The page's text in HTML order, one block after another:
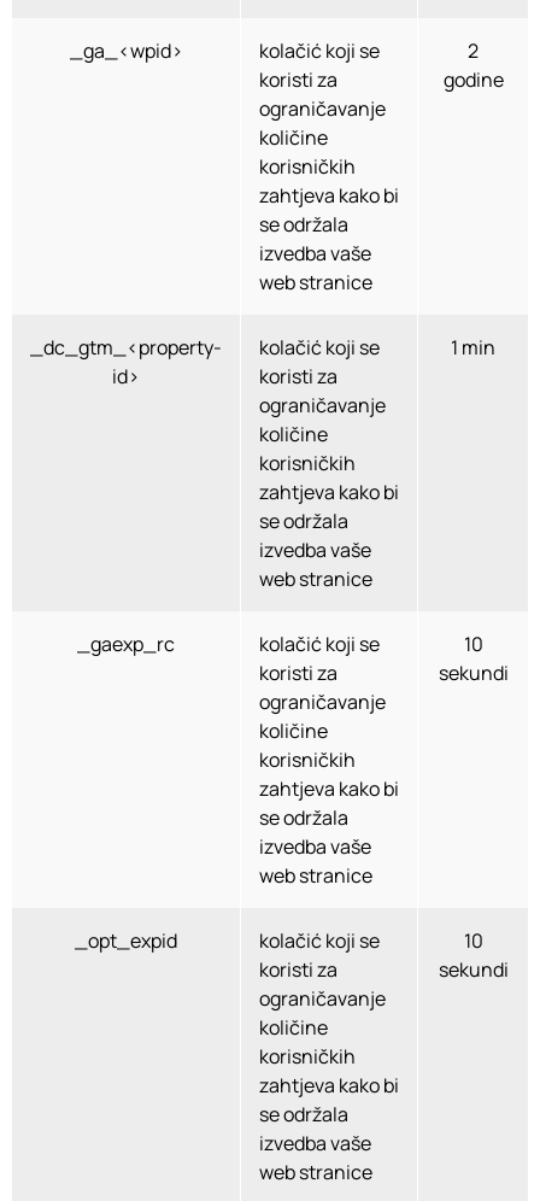
_ga_<wpid>
kolačić koji se
koristi za
ograničavanje
količine
korisničkih
zahtjeva kako bi
se održala
izvedba vaše
web stranice
2
godine
_dc_gtm_<property-
id>
kolačić koji se
koristi za
ograničavanje
količine
korisničkih
zahtjeva kako bi
se održala
izvedba vaše
web stranice
1 min
_gaexp_rc
kolačić koji se
koristi za
ograničavanje
količine
korisničkih
zahtjeva kako bi
se održala
izvedba vaše
web stranice
10
sekundi
_opt_expid
kolačić koji se
koristi za
ograničavanje
količine
korisničkih
zahtjeva kako bi
se održala
izvedba vaše
web stranice
10
sekundi